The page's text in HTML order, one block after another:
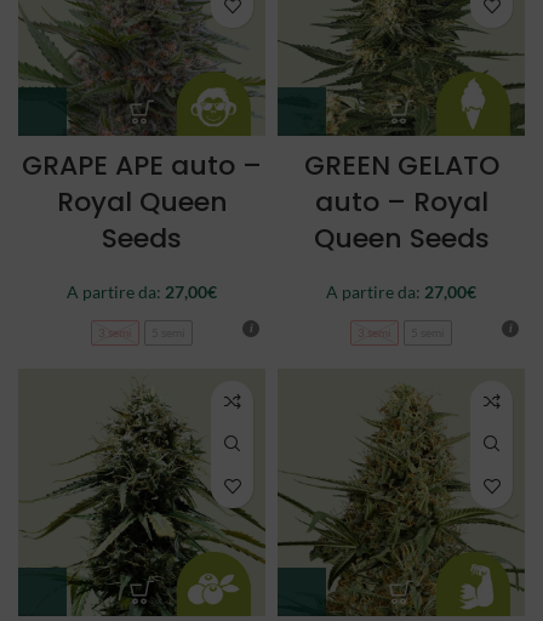
GRAPE APE auto –
Royal Queen
Seeds
A partire da: 27,00€
3 semi
GREEN GELATO
auto – Royal
Queen Seeds
A partire da: 27,00€
3 semi